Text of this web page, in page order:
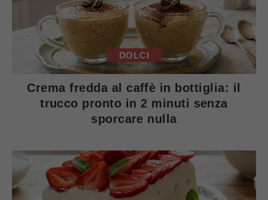
DOLCI
Crema fredda al caffè in bottiglia: il
trucco pronto in 2 minuti senza
sporcare nulla